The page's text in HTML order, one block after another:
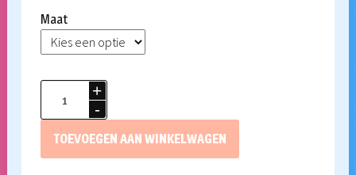
Maat
kostuum
TOEVOEGEN AAN WINKELWAGEN